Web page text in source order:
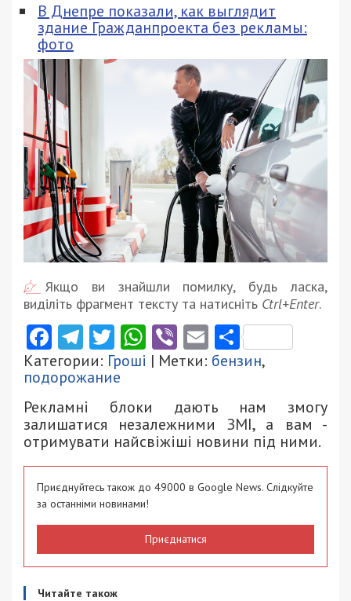
В Днепре показали, как выглядит
здание Гражданпроекта без рекламы:
фото
Якщо ви знайшли помилку, будь ласка,
виділіть фрагмент тексту та натисніть Ctrl+Enter.
Facebook
Telegram
Twitter
WhatsApp
ViberEmail
Категории: Гроші | Метки: бензин,
подорожание
Рекламні блоки дають нам змогу
залишатися незалежними ЗМІ, а вам -
отримувати найсвіжіші новини під ними.
Приєднуйтесь також до 49000 в Google News. Слідкуйте
за останніми новинами!
Приєднатися
Читайте також